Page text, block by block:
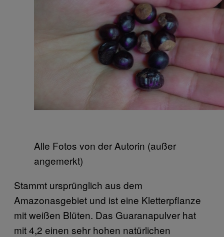
Alle Fotos von der Autorin (außer
angemerkt)
Stammt ursprünglich aus dem
Amazonasgebiet und ist eine Kletterpflanze
mit weißen Blüten. Das Guaranapulver hat
mit 4,2 einen sehr hohen natürlichen